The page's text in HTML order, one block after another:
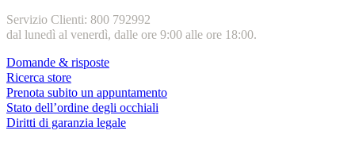
Servizio Clienti: 800 792992
dal lunedì al venerdì, dalle ore 9:00 alle ore 18:00.
Domande & risposte
Ricerca store
Prenota subito un appuntamento
Stato dell’ordine degli occhiali
Diritti di garanzia legale